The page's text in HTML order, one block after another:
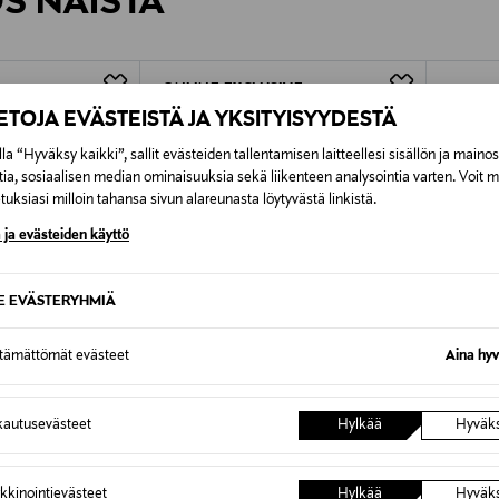
EVÄSTEISTÄ JA YKSITYISYYDESTÄ
“Hyväksy kaikki”, sallit evästeiden tallentamisen laitteellesi sisällön ja
sosiaalisen median ominaisuuksia sekä liikenteen analysointia varten. Voit
milloin tahansa sivun alareunasta löytyvästä linkistä.
ja evästeiden käyttö
EVÄSTERYHMIÄ
evästeet Aina
Hylkää
Hylkää
Alk. 6,90 €, kun toimitus on
POMAR +PLUS